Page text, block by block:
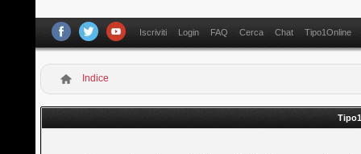
Iscriviti Login FAQ Cerca Chat Tipo1Online
Indice